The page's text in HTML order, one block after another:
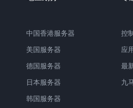
中国香港服务器
美国服务器
德国服务器
日本服务器
韩国服务器
控
应
最
九